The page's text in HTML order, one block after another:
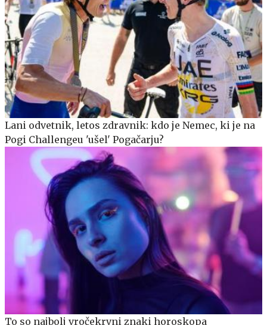
Lani odvetnik, letos zdravnik: kdo je Nemec, ki je na
Pogi Challengeu 'ušel' Pogačarju?
To so najbolj vročekrvni znaki horoskopa